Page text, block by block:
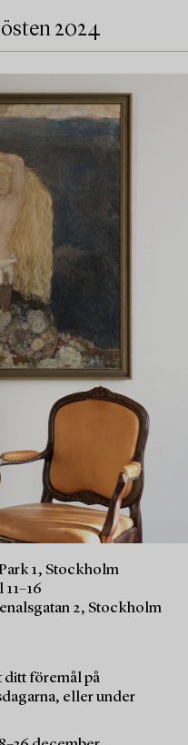
2024
1, Stockholm
2, Stockholm
ditt föremål på
eller under